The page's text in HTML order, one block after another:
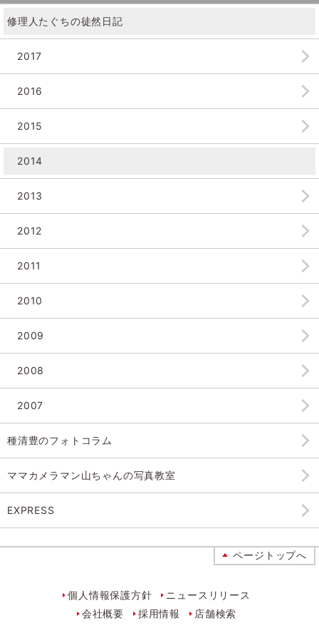
修理人たぐちの徒然日記
2017
2016
2015
2014
2013
2012
2011
2010
2009
2008
2007
種清豊のフォトコラム
ママカメラマン山ちゃんの写真教室
EXPRESS
ページトップへ
個人情報保護方針
ニュースリリース
会社概要
採用情報 店舗検索